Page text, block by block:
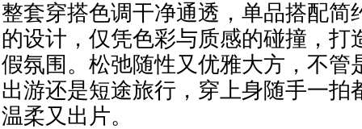
整套穿搭色调干净通透，单品搭配简
的设计，仅凭色彩与质感的碰撞，打
假氛围。松弛随性又优雅大方，不管
出游还是短途旅行，穿上身随手一拍
温柔又出片。